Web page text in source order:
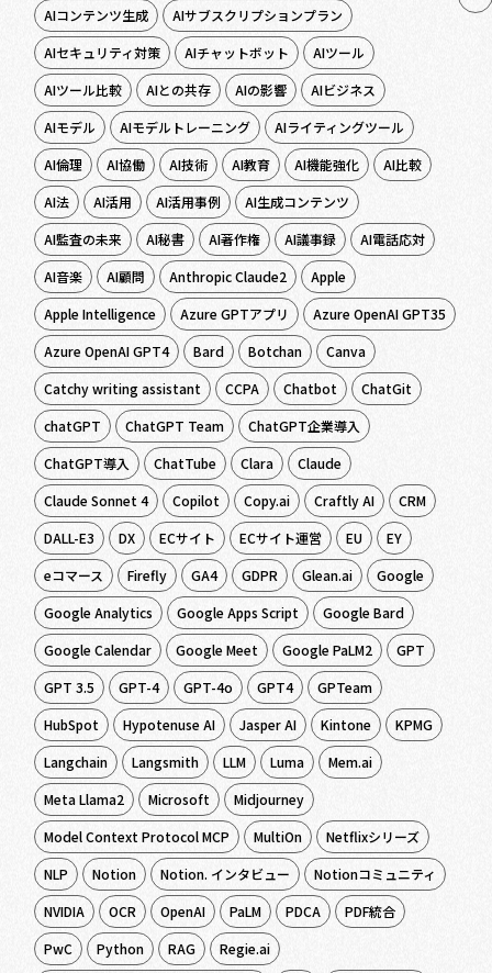
AIコンテンツ生成
AIサブスクリプションプラン
AIセキュリティ対策
AIチャットボット
AIツール
AIツール比較
AIとの共存 AIの影響
AIビジネス
AIモデル
AIモデルトレーニング
AIライティングツール
AI倫理
AI協働 AI技術 AI教育 AI機能強化
AI比較
AI法
AI活用 AI活用事例
AI生成コンテンツ
AI監査の未来
AI秘書 AI著作権 AI議事録
AI電話応対
AI音楽
AI顧問 Anthropic Claude2
Apple
Apple Intelligence
Azure GPTアプリ
Azure OpenAI GPT35
Azure OpenAI GPT4
Bard Botchan
Canva
Catchy writing assistant
CCPA Chatbot
ChatGit
chatGPT
ChatGPT Team
ChatGPT企業導入
ChatGPT導入
ChatTube Clara
Claude
Claude Sonnet 4
Copilot Copy.ai Craftly AI
CRM
DALL-E3
DX ECサイト ECサイト運営 EU
EY
eコマース
Firefly GA4 GDPR Glean.ai
Google
Google Analytics
Google Apps Script
Google Bard
Google Calendar
Google Meet Google PaLM2
GPT
GPT 3.5
GPT-4 GPT-4o GPT4
GPTeam
HubSpot
Hypotenuse AI Jasper AI Kintone
KPMG
Langchain
Langsmith LLM Luma
Mem.ai
Meta Llama2
Microsoft
Midjourney
Model Context Protocol MCP
MultiOn
Netflixシリーズ
NLP
Notion Notion. インタビュー
Notionコミュニティ
NVIDIA
OCR OpenAI PaLM PDCA
PDF統合
PwC
Python RAG
Regie.ai